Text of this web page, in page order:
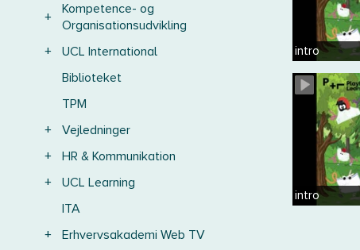
+
Kompetence- og
Organisationsudvikling
+
UCL International
Biblioteket
TPM
+
Vejledninger
+
HR & Kommunikation
+
UCL Learning
ITA
+
Erhvervsakademi Web TV
intro
intro